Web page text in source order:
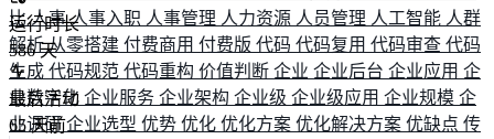
比人事人事入职 人事管理 人力资源 人员管理 人工智能 人群
解析从零搭建 付费商用 付费版 代码 代码复用 代码审查 代码
生成 代码规范 代码重构 价值判断 企业 企业后台 企业应用 企
业数字化 企业服务 企业架构 企业级 企业级应用 企业规模 企
业调研企业选型 优势 优化 优化方案 优化解决方案 优缺点 传
运行时长
586 天
最后活动
65 天前